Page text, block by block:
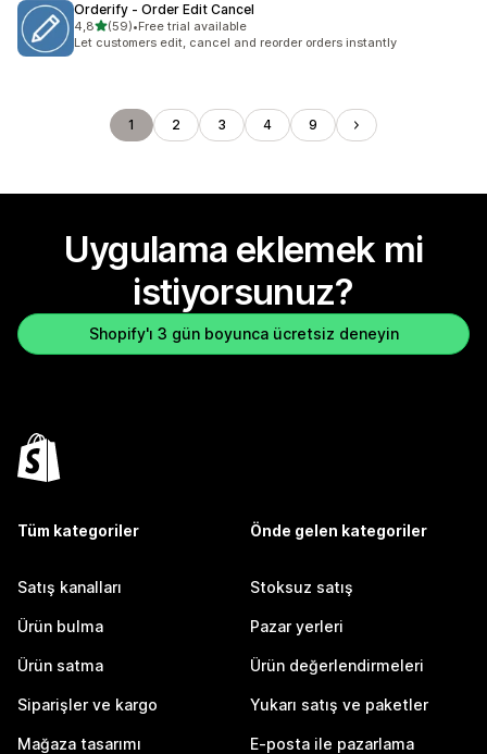
Orderify ‑ Order Edit Cancel
4,85 yıldız üzerinden
(59)
toplam 59 değerlendirme
•Free trial available
Let customers edit, cancel and reorder orders instantly
1 2 3 4 9
Uygulama eklemek mi
istiyorsunuz?
Shopify'ı 3 gün boyunca ücretsiz deneyin
Tüm kategoriler
Satış kanalları
Ürün bulma
Ürün satma
Siparişler ve kargo
Mağaza tasarımı
Önde gelen kategoriler
Stoksuz satış
Pazar yerleri
Ürün değerlendirmeleri
Yukarı satış ve paketler
E-posta ile pazarlama